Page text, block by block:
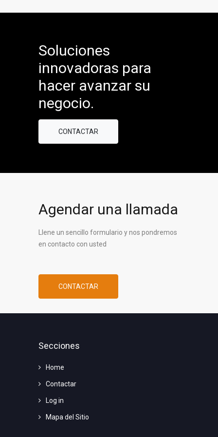
Soluciones
innovadoras para
hacer avanzar su
negocio.
CONTACTAR
Agendar una llamada
Llene un sencillo formulario y nos pondremos
en contacto con usted
CONTACTAR
Secciones
Home
Contactar
Log in
Mapa del Sitio